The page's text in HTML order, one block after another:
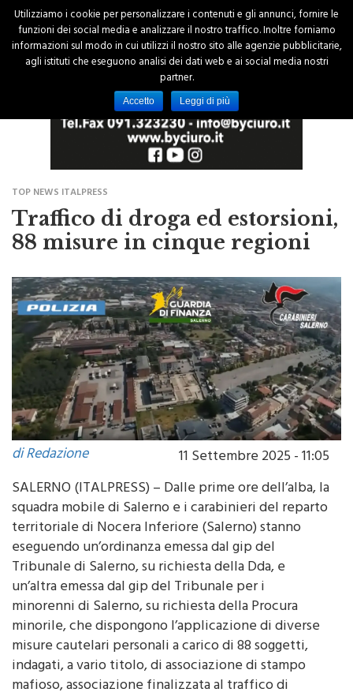
TOP NEWS ITALPRESS
Traffico di droga ed estorsioni,
88 misure in cinque regioni
di Redazione
11 Settembre 2025 - 11:05
SALERNO (ITALPRESS) – Dalle prime ore dell’alba, la
squadra mobile di Salerno e i carabinieri del reparto
territoriale di Nocera Inferiore (Salerno) stanno
eseguendo un’ordinanza emessa dal gip del
Tribunale di Salerno, su richiesta della Dda, e
un’altra emessa dal gip del Tribunale per i
minorenni di Salerno, su richiesta della Procura
minorile, che dispongono l’applicazione di diverse
misure cautelari personali a carico di 88 soggetti,
indagati, a vario titolo, di associazione di stampo
mafioso, associazione finalizzata al traffico di
sostanze stupefacenti, tentato omicidio, estorsione
Utilizziamo i cookie per personalizzare i contenuti e gli annunci, fornire le
funzioni dei social media e analizzare il nostro traffico. Inoltre forniamo
informazioni sul modo in cui utilizzi il nostro sito alle agenzie pubblicitarie,
agli istituti che eseguono analisi dei dati web e ai social media nostri
partner.
Accetto Leggi di più